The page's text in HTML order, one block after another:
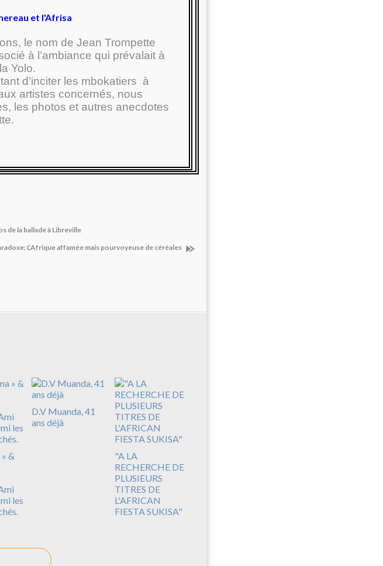
et l'Afrisa
le nom de Jean Trompette
à l’ambiance qui prévalait à
Yolo.
d’inciter les mbokatiers à
artistes concernés, nous
les photos et autres anecdotes
de la ballade à Libreville
L’Afrique affamée mais pourvoyeuse de céréales
» &
les
D.V Muanda, 41
ans déjà
"A LA
RECHERCHE DE
PLUSIEURS
TITRES DE
L'AFRICAN
FIESTA SUKISA"